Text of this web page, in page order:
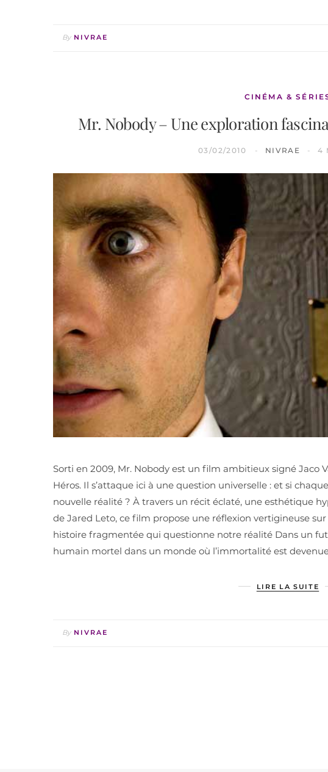
By NIVRAE
CINÉMA &
Mr. Nobody – Une exploration
03/02/2010 NIVRAE 4
Sorti en 2009, Mr. Nobody est un film ambitieux signé Jaco
Héros. Il s’attaque ici à une question universelle : et si
nouvelle réalité ? À travers un récit éclaté, une esthétique
de Jared Leto, ce film propose une réflexion vertigineuse
histoire fragmentée qui questionne notre réalité Dans un
humain mortel dans un monde où l’immortalité est devenue
LIRE LA SUITE
By NIVRAE